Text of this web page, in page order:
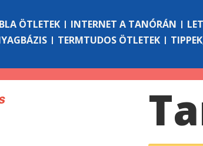
ÖTLETEK INTERNET A TANÓRÁN
TERMTUDOS ÖTLETEK